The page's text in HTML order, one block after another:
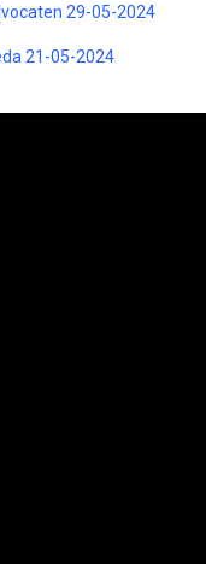
29-05-2024
21-05-2024